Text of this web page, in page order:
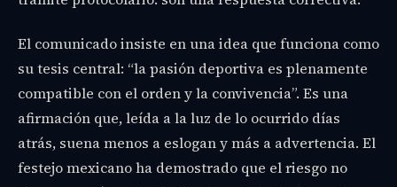
El comunicado insiste en una idea que funciona como
su tesis central: “la pasión deportiva es plenamente
compatible con el orden y la convivencia”. Es una
afirmación que, leída a la luz de lo ocurrido días
atrás, suena menos a eslogan y más a advertencia. El
festejo mexicano ha demostrado que el riesgo no